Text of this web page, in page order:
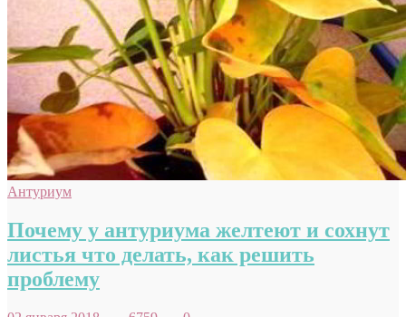
Антуриум
Почему у антуриума желтеют и сохнут
листья что делать, как решить
проблему